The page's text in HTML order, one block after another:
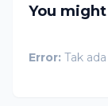
You
Error: Tak